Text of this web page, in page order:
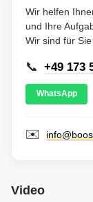
Wir helfen
und Ihre
Wir sind für
📞 +49 173
WhatsApp
✉️
Video